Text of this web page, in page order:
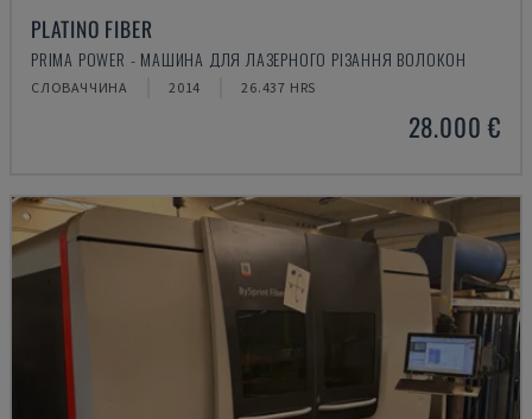
PLATINO FIBER
PRIMA POWER - МАШИНА ДЛЯ ЛАЗЕРНОГО РІЗАННЯ ВОЛОКОН
СЛОВАЧЧИНА 2014 26.437 HRS
28.000 €